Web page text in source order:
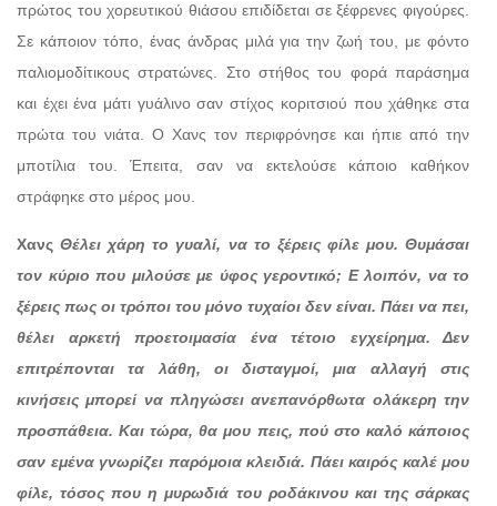
πρώτος του χορευτικού θιάσου επιδίδεται σε ξέφρενες φιγούρες.
Σε κάποιον τόπο, ένας άνδρας μιλά για την ζωή του, με φόντο
παλιομοδίτικους στρατώνες. Στο στήθος του φορά παράσημα
και έχει ένα μάτι γυάλινο σαν στίχος κοριτσιού που χάθηκε στα
πρώτα του νιάτα. Ο Χανς τον περιφρόνησε και ήπιε από την
μποτίλια του. Έπειτα, σαν να εκτελούσε κάποιο καθήκον
στράφηκε στο μέρος μου.
ΧανςΘέλει χάρη το γυαλί, να το ξέρεις φίλε μου. Θυμάσαι
τον κύριο που μιλούσε με ύφος γεροντικό; Ε λοιπόν, να το
ξέρεις πως οι τρόποι του μόνο τυχαίοι δεν είναι. Πάει να πει,
θέλει αρκετή προετοιμασία ένα τέτοιο εγχείρημα. Δεν
επιτρέπονται τα λάθη, οι δισταγμοί, μια αλλαγή στις
κινήσεις μπορεί να πληγώσει ανεπανόρθωτα ολάκερη την
προσπάθεια. Και τώρα, θα μου πεις, πού στο καλό κάποιος
σαν εμένα γνωρίζει παρόμοια κλειδιά. Πάει καιρός καλέ μου
φίλε, τόσος που η μυρωδιά του ροδάκινου και της σάρκας